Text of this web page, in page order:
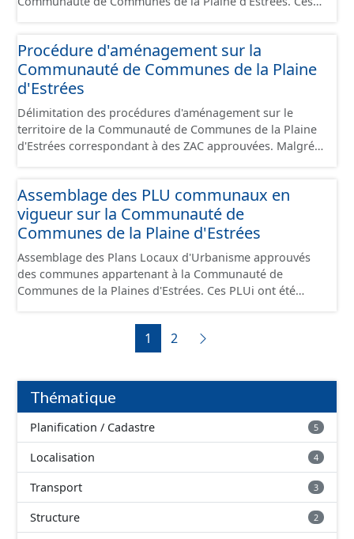
stationnement. En revanche, le fichier à télécharger
standards. Ce jeu de données comprend uniquement les
données avec un statut "en service", "en travaux" ou
"provisoire".
individuel (SPANC).
Procédure d'aménagement sur la
Communauté de Communes de la Plaine
d'Estrées
Délimitation des procédures d'aménagement sur le
territoire de la Communauté de Communes de la Plaine
d'Estrées correspondant à des ZAC approuvées. Malgré
Assemblage des PLU communaux en
vigueur sur la Communauté de
Communes de la Plaine d'Estrées
Assemblage des Plans Locaux d'Urbanisme approuvés
des communes appartenant à la Communauté de
Communes de la Plaines d'Estrées. Ces PLUi ont été
du CNIG et contiennent les pièces administratives, le
rapport de présentation, le PADD, les règlements écrits
et graphiques, les annexes, les OAP et les données
de ces données, il est rappelé que seuls les documents
papier font foi et sont opposables d'un point de vue
juridique.
1 2
Thématique
Planification / Cadastre 5
Localisation 4
Transport 3
Structure 2